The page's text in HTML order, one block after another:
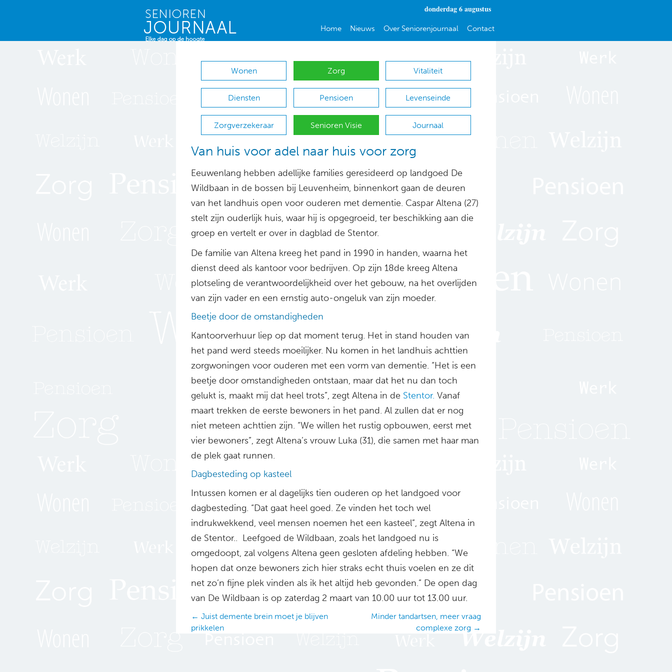
donderdag 6 augustus
Home Nieuws Over Seniorenjournaal Contact
Wonen Zorg Vitaliteit
Diensten Pensioen Levenseinde
Zorgverzekeraar Senioren Visie Journaal
Van huis voor adel naar huis voor zorg
Eeuwenlang hebben adellijke families geresideerd op landgoed De
Wildbaan in de bossen bij Leuvenheim, binnenkort gaan de deuren
van het landhuis open voor ouderen met dementie. Caspar Altena (27)
stelt zijn ouderlijk huis, waar hij is opgegroeid, ter beschikking aan die
groep en vertelt er over in dagblad de Stentor.
De familie van Altena kreeg het pand in 1990 in handen, waarna het
dienst deed als kantoor voor bedrijven. Op zijn 18de kreeg Altena
plotseling de verantwoordelijkheid over het gebouw, na het overlijden
van zijn vader en een ernstig auto-ongeluk van zijn moeder.
Beetje door de omstandigheden
Kantoorverhuur liep op dat moment terug. Het in stand houden van
het pand werd steeds moeilijker. Nu komen in het landhuis achttien
zorgwoningen voor ouderen met een vorm van dementie. “Het is een
beetje door omstandigheden ontstaan, maar dat het nu dan toch
gelukt is, maakt mij dat heel trots”, zegt Altena in de Stentor. Vanaf
maart trekken de eerste bewoners in het pand. Al zullen dat er nog
niet meteen achttien zijn. “We willen het rustig opbouwen, eerst met
vier bewoners”, zegt Altena’s vrouw Luka (31), die samen met haar man
de plek gaat runnen.
Dagbesteding op kasteel
Intussen komen er al dagelijks tien ouderen op het landgoed voor
dagbesteding. “Dat gaat heel goed. Ze vinden het toch wel
indrukwekkend, veel mensen noemen het een kasteel”, zegt Altena in
de Stentor.. Leefgoed de Wildbaan, zoals het landgoed nu is
omgedoopt, zal volgens Altena geen gesloten afdeling hebben. “We
hopen dat onze bewoners zich hier straks echt thuis voelen en ze dit
net zo’n fijne plek vinden als ik het altijd heb gevonden.” De open dag
van De Wildbaan is op zaterdag 2 maart van 10.00 uur tot 13.00 uur.
Posts
navigation
← Juist demente brein moet je blijven
prikkelen
Minder tandartsen, meer vraag
complexe zorg →